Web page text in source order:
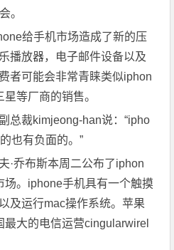
。
给手机市场造成了新的压
播放器，电子邮件设备以及
者可能会非常青睐类似iphon
等厂商的销售。
总裁kimjeong-han说：“ipho
也有负面的。”
·乔布斯本周二公布了iphon
场。iphone手机具有一个触摸
及运行mac操作系统。苹果
大的电信运营cingularwirel